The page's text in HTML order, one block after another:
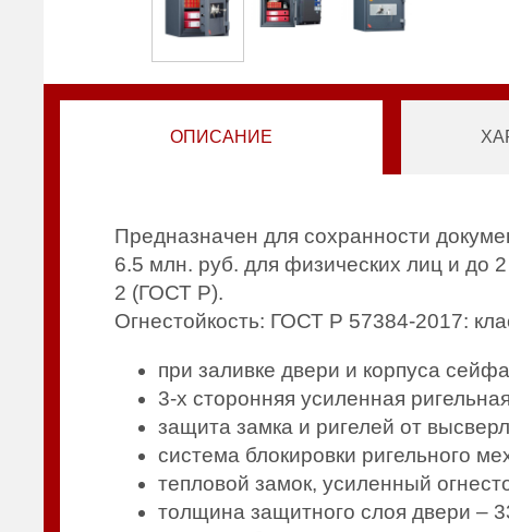
ОПИСАНИЕ
Предназначен для сохранности
6.5 млн. руб. для физических лиц и до
2 (ГОСТ Р).
Огнестойкость: ГОСТ Р 57384-2017:
при заливке двери и корпуса
3-х сторонняя усиленная
защита замка и ригелей от
система блокировки ригельного
тепловой замок, усиленный
толщина защитного слоя двери –